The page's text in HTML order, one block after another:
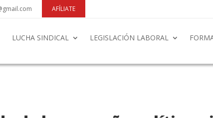
AFÍLIATE
LUCHA SINDICAL LEGISLACIÓN LABORAL